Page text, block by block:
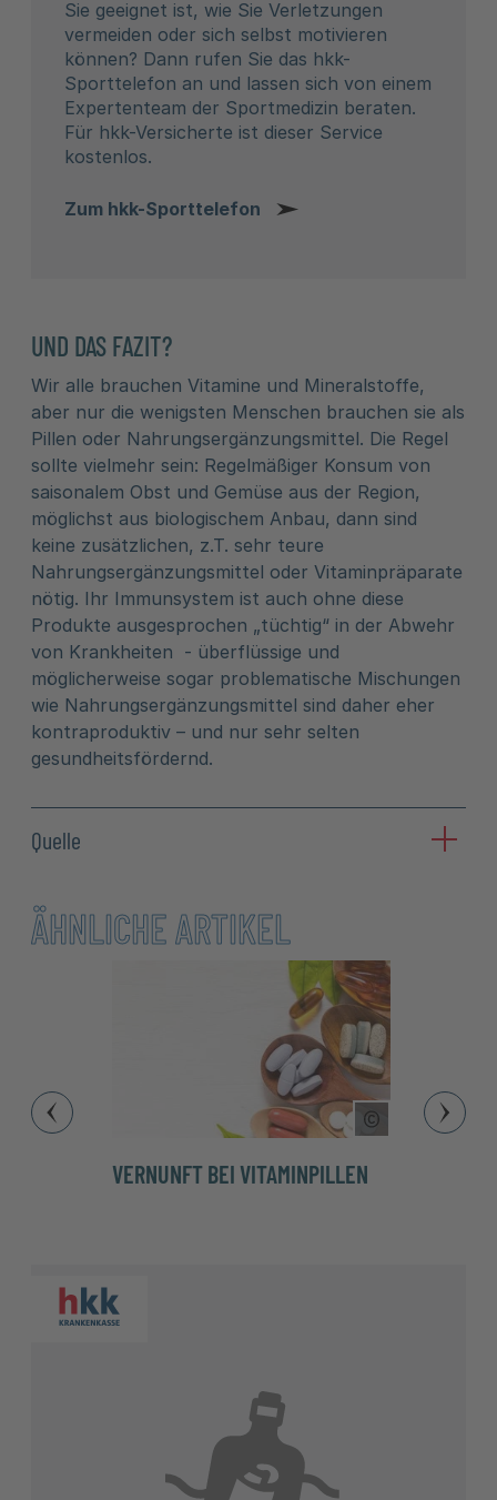
Sie geeignet ist, wie Sie Verletzungen
vermeiden oder sich selbst motivieren
können? Dann rufen Sie das hkk-
Sporttelefon an und lassen sich von einem
Expertenteam der Sportmedizin beraten.
Für hkk-Versicherte ist dieser Service
kostenlos.
Zum hkk-Sporttelefon
UND DAS FAZIT?
Wir alle brauchen Vitamine und Mineralstoffe,
aber nur die wenigsten Menschen brauchen sie als
Pillen oder Nahrungsergänzungsmittel. Die Regel
sollte vielmehr sein: Regelmäßiger Konsum von
saisonalem Obst und Gemüse aus der Region,
möglichst aus biologischem Anbau, dann sind
keine zusätzlichen, z.T. sehr teure
Nahrungsergänzungsmittel oder Vitaminpräparate
nötig. Ihr Immunsystem ist auch ohne diese
Produkte ausgesprochen „tüchtig“ in der Abwehr
von Krankheiten - überflüssige und
möglicherweise sogar problematische Mischungen
wie Nahrungsergänzungsmittel sind daher eher
kontraproduktiv – und nur sehr selten
gesundheitsfördernd.
Quelle
ÄHNLICHE ARTIKEL
Copyright
VERNUNFT BEI VITAMINPILLEN